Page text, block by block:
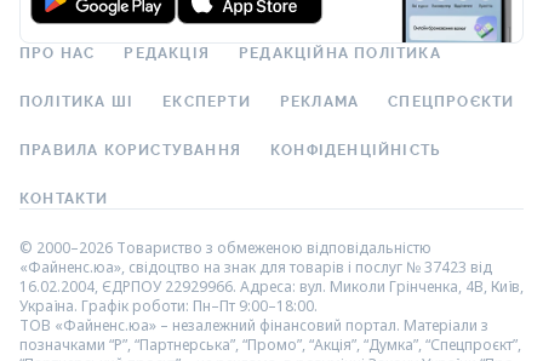
ПРО НАС РЕДАКЦІЯ РЕДАКЦІЙНА ПОЛІТИКА
ПОЛІТИКА ШІ ЕКСПЕРТИ РЕКЛАМА СПЕЦПРОЄКТИ
ПРАВИЛА КОРИСТУВАННЯ КОНФІДЕНЦІЙНІСТЬ
КОНТАКТИ
© 2000–2026 Товариство з обмеженою відповідальністю
«Файненс.юа», свідоцтво на знак для товарів і послуг № 37423 від
16.02.2004, ЄДРПОУ 22929966. Адреса: вул. Миколи Грінченка, 4В, Київ,
Україна. Графік роботи: Пн–Пт 9:00–18:00.
ТОВ «Файненс.юа» – незалежний фінансовий портал. Матеріали з
позначками “Р”, “Партнерська”, “Промо”, “Акція”, “Думка”, “Спецпроєкт”,